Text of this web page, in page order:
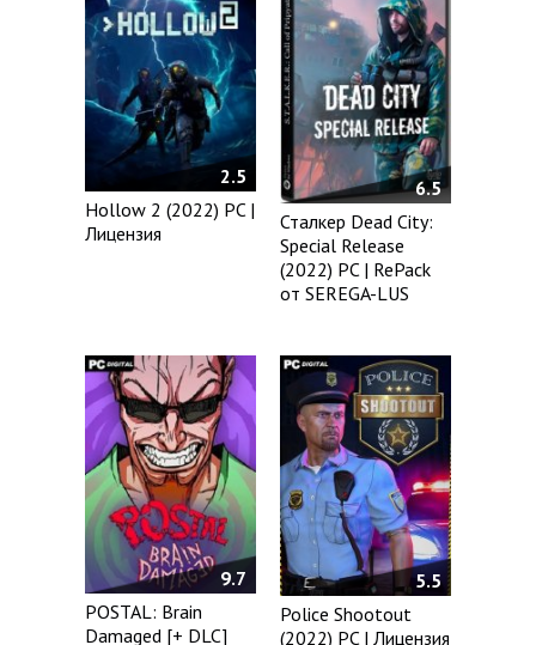
2.5
Hollow 2 (2022) PC |
Лицензия
6.5
Сталкер Dead City:
Special Release
(2022) PC | RePack
от SEREGA-LUS
9.7
POSTAL: Brain
Damaged [+ DLC]
5.5
Police Shootout
(2022) PC | Лицензия